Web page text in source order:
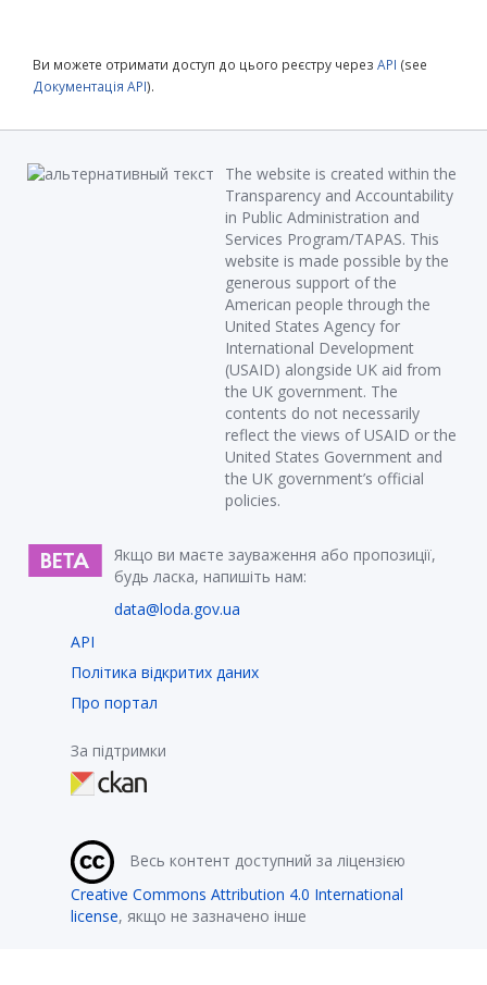
Ви можете отримати доступ до цього реєстру через API (see
Документація API).
The website is created within the
Transparency and Accountability
in Public Administration and
Services Program/TAPAS. This
website is made possible by the
generous support of the
American people through the
United States Agency for
International Development
(USAID) alongside UK aid from
the UK government. The
contents do not necessarily
reflect the views of USAID or the
United States Government and
the UK government’s official
policies.
Якщо ви маєте зауваження або пропозиції,
будь ласка, напишіть нам:
data@loda.gov.ua
API
Політика відкритих даних
Про портал
За підтримки
Весь контент доступний за ліцензією
Creative Commons Attribution 4.0 International
license, якщо не зазначено інше